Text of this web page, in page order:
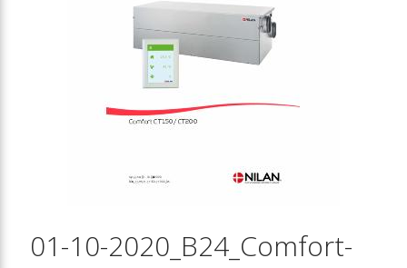
01-10-2020_B24_Comfort-